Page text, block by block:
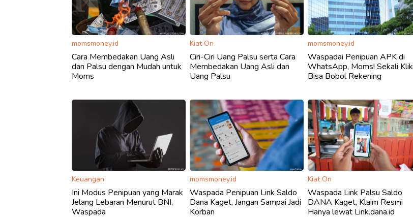
momsmoney.id
Cara Membedakan Uang Asli
dan Palsu dengan Mudah untuk
Moms
Kiat On
Ciri-Ciri Uang Palsu serta Cara
Membedakan Uang Asli dan
Uang Palsu
momsmoney.id
Waspadai Penipuan APK di
WhatsApp, Moms! Sekali Klik
Bisa Bobol Rekening
Keuangan
Ini Modus Penipuan yang Marak
Jelang Lebaran Menurut BNI,
Waspada
momsmoney.id
Waspada Penipuan Link Saldo
Dana Kaget, Jangan Sampai Jadi
Korban
Kiat On
Waspada Link Palsu Saldo
DANA Kaget, Klaim Resmi
Hanya lewat Link.dana.id